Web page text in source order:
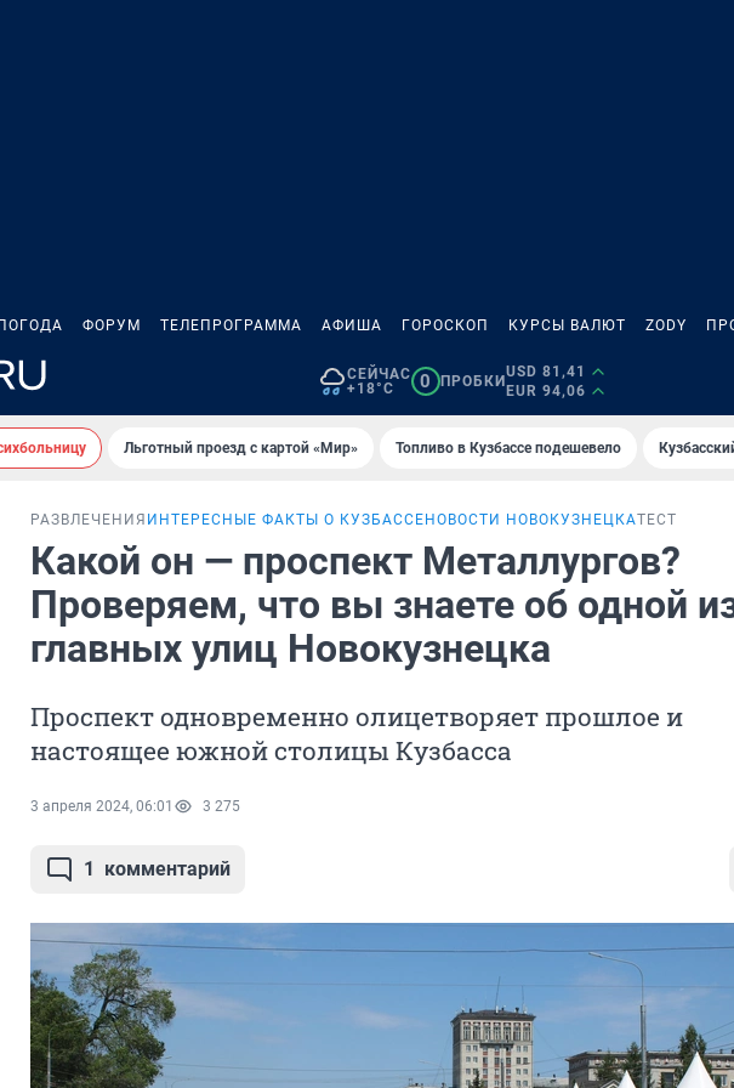
ПОГОДА ФОРУМ ТЕЛЕПРОГРАММА АФИША ГОРОСКОП КУРСЫ ВАЛЮТ ZODY
СЕЙЧАС
+18°C
0 ПРОБКИ
USD 81,41
EUR 94,06
Льготный проезд с картой «Мир» Топливо в Кузбассе подешевело
РАЗВЛЕЧЕНИЯ ИНТЕРЕСНЫЕ ФАКТЫ О КУЗБАССЕ НОВОСТИ НОВОКУЗНЕЦКАТЕСТ
Какой он — проспект Металлургов?
Проверяем, что вы знаете об одной
главных улиц Новокузнецка
Проспект одновременно олицетворяет прошлое и
настоящее южной столицы Кузбасса
3 апреля 2024, 06:01 3 275
1 комментарий